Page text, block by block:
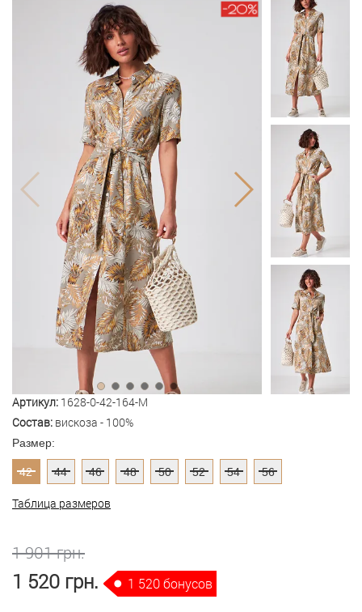
Артикул: 1628-0-42-164-M
Состав: вискоза - 100%
Размер:
42 44 46 48 50 52 54 56
Таблица размеров
1 901 грн.
1 520 грн. 1 520 бонусов